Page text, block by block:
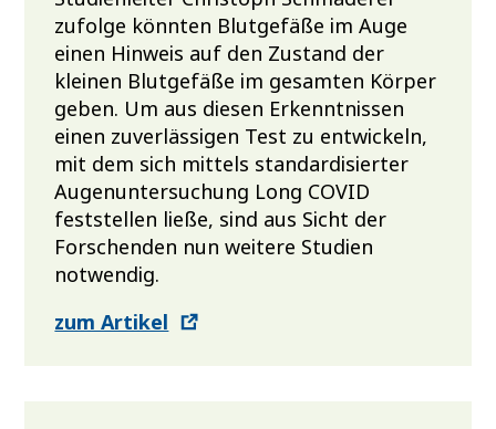
zufolge könnten Blutgefäße im Auge
einen Hinweis auf den Zustand der
kleinen Blutgefäße im gesamten Körper
geben. Um aus diesen Erkenntnissen
einen zuverlässigen Test zu entwickeln,
mit dem sich mittels standardisierter
Augenuntersuchung Long COVID
feststellen ließe, sind aus Sicht der
Forschenden nun weitere Studien
notwendig.
zum Artikel